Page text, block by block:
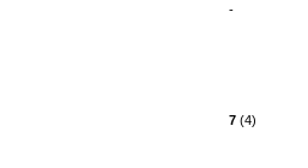
-
7 (4)